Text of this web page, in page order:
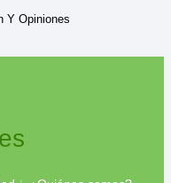
Y Opiniones